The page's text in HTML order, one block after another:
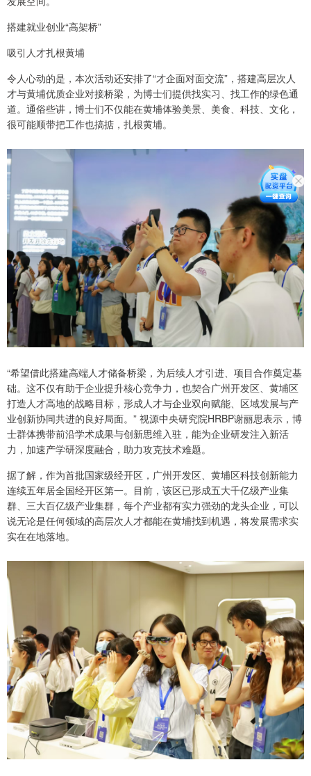
搭建就业创业“高架桥”
吸引人才扎根黄埔
令人心动的是，本次活动还安排了“才企面对面交流”，搭建高层次人
才与黄埔优质企业对接桥梁，为博士们提供找实习、找工作的绿色通
道。通俗些讲，博士们不仅能在黄埔体验美景、美食、科技、文化，
很可能顺带把工作也搞掂，扎根黄埔。
“希望借此搭建高端人才储备桥梁，为后续人才引进、项目合作奠定基
础。这不仅有助于企业提升核心竞争力，也契合广州开发区、黄埔区
打造人才高地的战略目标，形成人才与企业双向赋能、区域发展与产
业创新协同共进的良好局面。” 视源中央研究院HRBP谢丽思表示，博
士群体携带前沿学术成果与创新思维入驻，能为企业研发注入新活
力，加速产学研深度融合，助力攻克技术难题。
据了解，作为首批国家级经开区，广州开发区、黄埔区科技创新能力
连续五年居全国经开区第一。目前，该区已形成五大千亿级产业集
群、三大百亿级产业集群，每个产业都有实力强劲的龙头企业，可以
说无论是任何领域的高层次人才都能在黄埔找到机遇，将发展需求实
实在在地落地。